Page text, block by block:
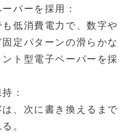
パーを採用：
低消費電力で、数字や
定パターンの滑らかな
ト型電子ペーパーを採
：
、次に書き換えるまで
。